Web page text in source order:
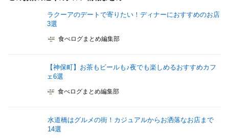
ラクーアのデートで寄りたい！ディナーにおすすめのお店
3選
食べログまとめ編集部
【神保町】お茶もビールも♪夜でも楽しめるおすすめカフ
ェ6選
食べログまとめ編集部
水道橋はグルメの街！カジュアルからお洒落なお店まで
14選